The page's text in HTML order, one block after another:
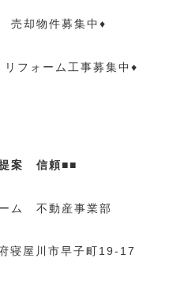
売却物件募集中♦
フォーム工事募集中♦
案 信頼■■
ム 不動産事業部
屋川市早子町19-17